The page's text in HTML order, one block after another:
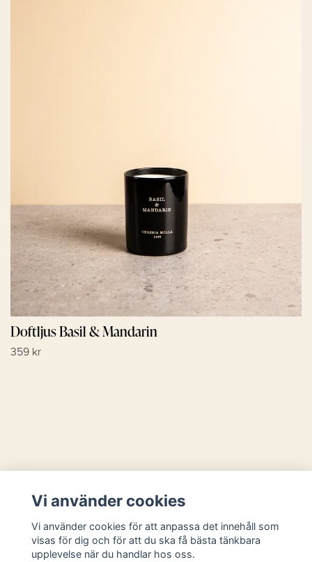
Doftljus Basil & Mandarin
359 kr
Sociala medier
Vi använder cookies
Vi använder cookies för att anpassa det innehåll som
visas för dig och för att du ska få bästa tänkbara
upplevelse när du handlar hos oss.